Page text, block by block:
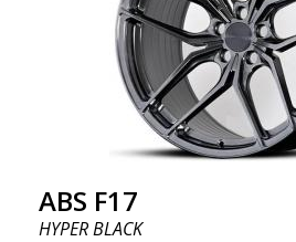
ABS F17
HYPER BLACK